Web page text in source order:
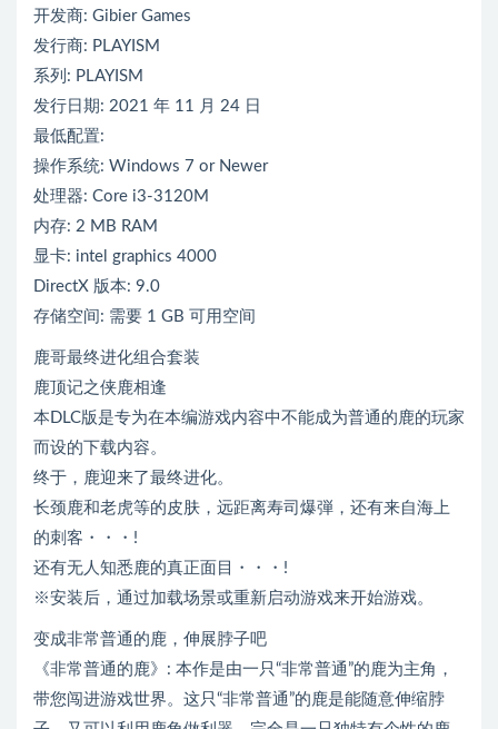
开发商: Gibier Games
发行商: PLAYISM
系列: PLAYISM
发行日期: 2021 年 11 月 24 日
最低配置:
操作系统: Windows 7 or Newer
处理器: Core i3-3120M
内存: 2 MB RAM
显卡: intel graphics 4000
DirectX 版本: 9.0
存储空间: 需要 1 GB 可用空间
鹿哥最终进化组合套装
鹿顶记之侠鹿相逢
本DLC版是专为在本编游戏内容中不能成为普通的鹿的玩家
而设的下载内容。
终于，鹿迎来了最终进化。
长颈鹿和老虎等的皮肤，远距离寿司爆弾，还有来自海上
的刺客・・・!
还有无人知悉鹿的真正面目・・・!
※安装后，通过加载场景或重新启动游戏来开始游戏。
变成非常普通的鹿，伸展脖子吧
《非常普通的鹿》: 本作是由一只“非常普通”的鹿为主角，
带您闯进游戏世界。这只“非常普通”的鹿是能随意伸缩脖